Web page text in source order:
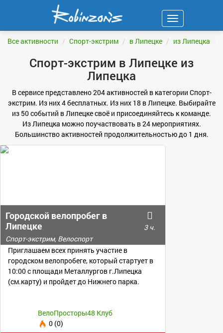
Навигация
Все активности Спорт-экстрим в Липецке из Липецка
Спорт-экстрим в Липецке из
Липецка
В сервисе представлено 204 активностей в категории Спорт-
экстрим. Из них 4 бесплатных. Из них 18 в Липецке. Выбирайте
из 50 событий в Липецке своё и присоединяйтесь к команде.
Из Липецка можно поучаствовать в 24 мероприятиях.
Большинство активностей продолжительностью до 1 дня.
Городской велопробег в
Липецке
3 ч.
Спорт-экстрим, Велоспорт
Приглашаем всех принять участие в
городском велопробеге, который стартует в
10:00 с площади Металлургов г.Липецка
(см.карту) и пройдет до Нижнего парка.
ВелоПросторы48 Клуб
0 (0)